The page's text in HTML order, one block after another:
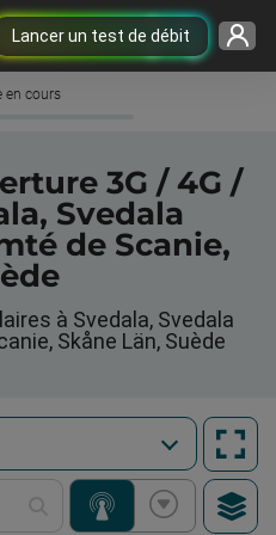
Lancer un test de débit
en cours
3G / 4G /
Svedala
de Scanie,
à Svedala, Svedala
Skåne Län, Suède